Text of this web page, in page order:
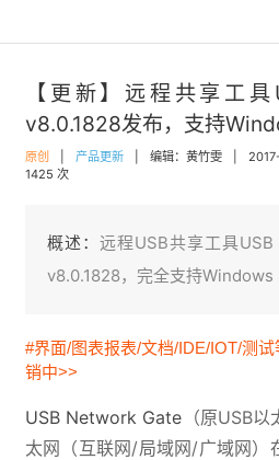
【更新】远程共享工具
v8.0.1828发布，支持
原创 产品更新 编辑：黄竹雯
1425 次
概述： 远程USB共享工具
v8.0.1828，完全支持Windows
#界面/图表报表/文档/IDE/IOT/测
销中>>
USB Network Gate （原USB
太网（互联网/局域网/广域网）